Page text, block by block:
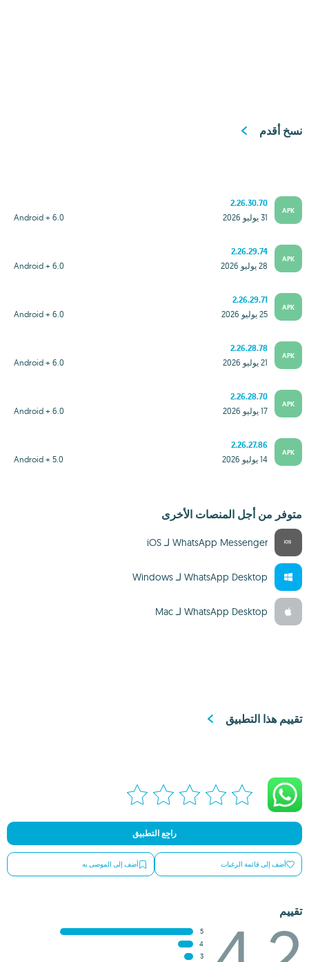
نسخ أقدم
APK
2.26.30.70
Android + 6.0 31 يوليو 2026
APK
2.26.29.74
Android + 6.0 28 يوليو 2026
APK
2.26.29.71
Android + 6.0 25 يوليو 2026
APK
2.26.28.78
Android + 6.0 21 يوليو 2026
APK
2.26.28.70
Android + 6.0 17 يوليو 2026
APK
2.26.27.86
Android + 5.0 14 يوليو 2026
متوفر من أجل المنصات الأخرى
WhatsApp Messenger لـ iOS‏
WhatsApp Desktop لـ Windows‏
WhatsApp Desktop لـ Mac‏
تقييم هذا التطبيق
راجِع التطبيق
أضف إلى قائمة الرغبات أضف إلى الموصى به
تقييم
5
4
3